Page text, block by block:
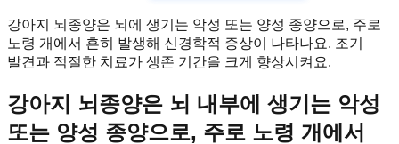
강아지 뇌종양은 뇌에 생기는 악성 또는 양성 종양으로, 주로
노령 개에서 흔히 발생해 신경학적 증상이 나타나요. 조기
발견과 적절한 치료가 생존 기간을 크게 향상시켜요.
강아지 뇌종양은 뇌 내부에 생기는 악성
또는 양성 종양으로, 주로 노령 개에서